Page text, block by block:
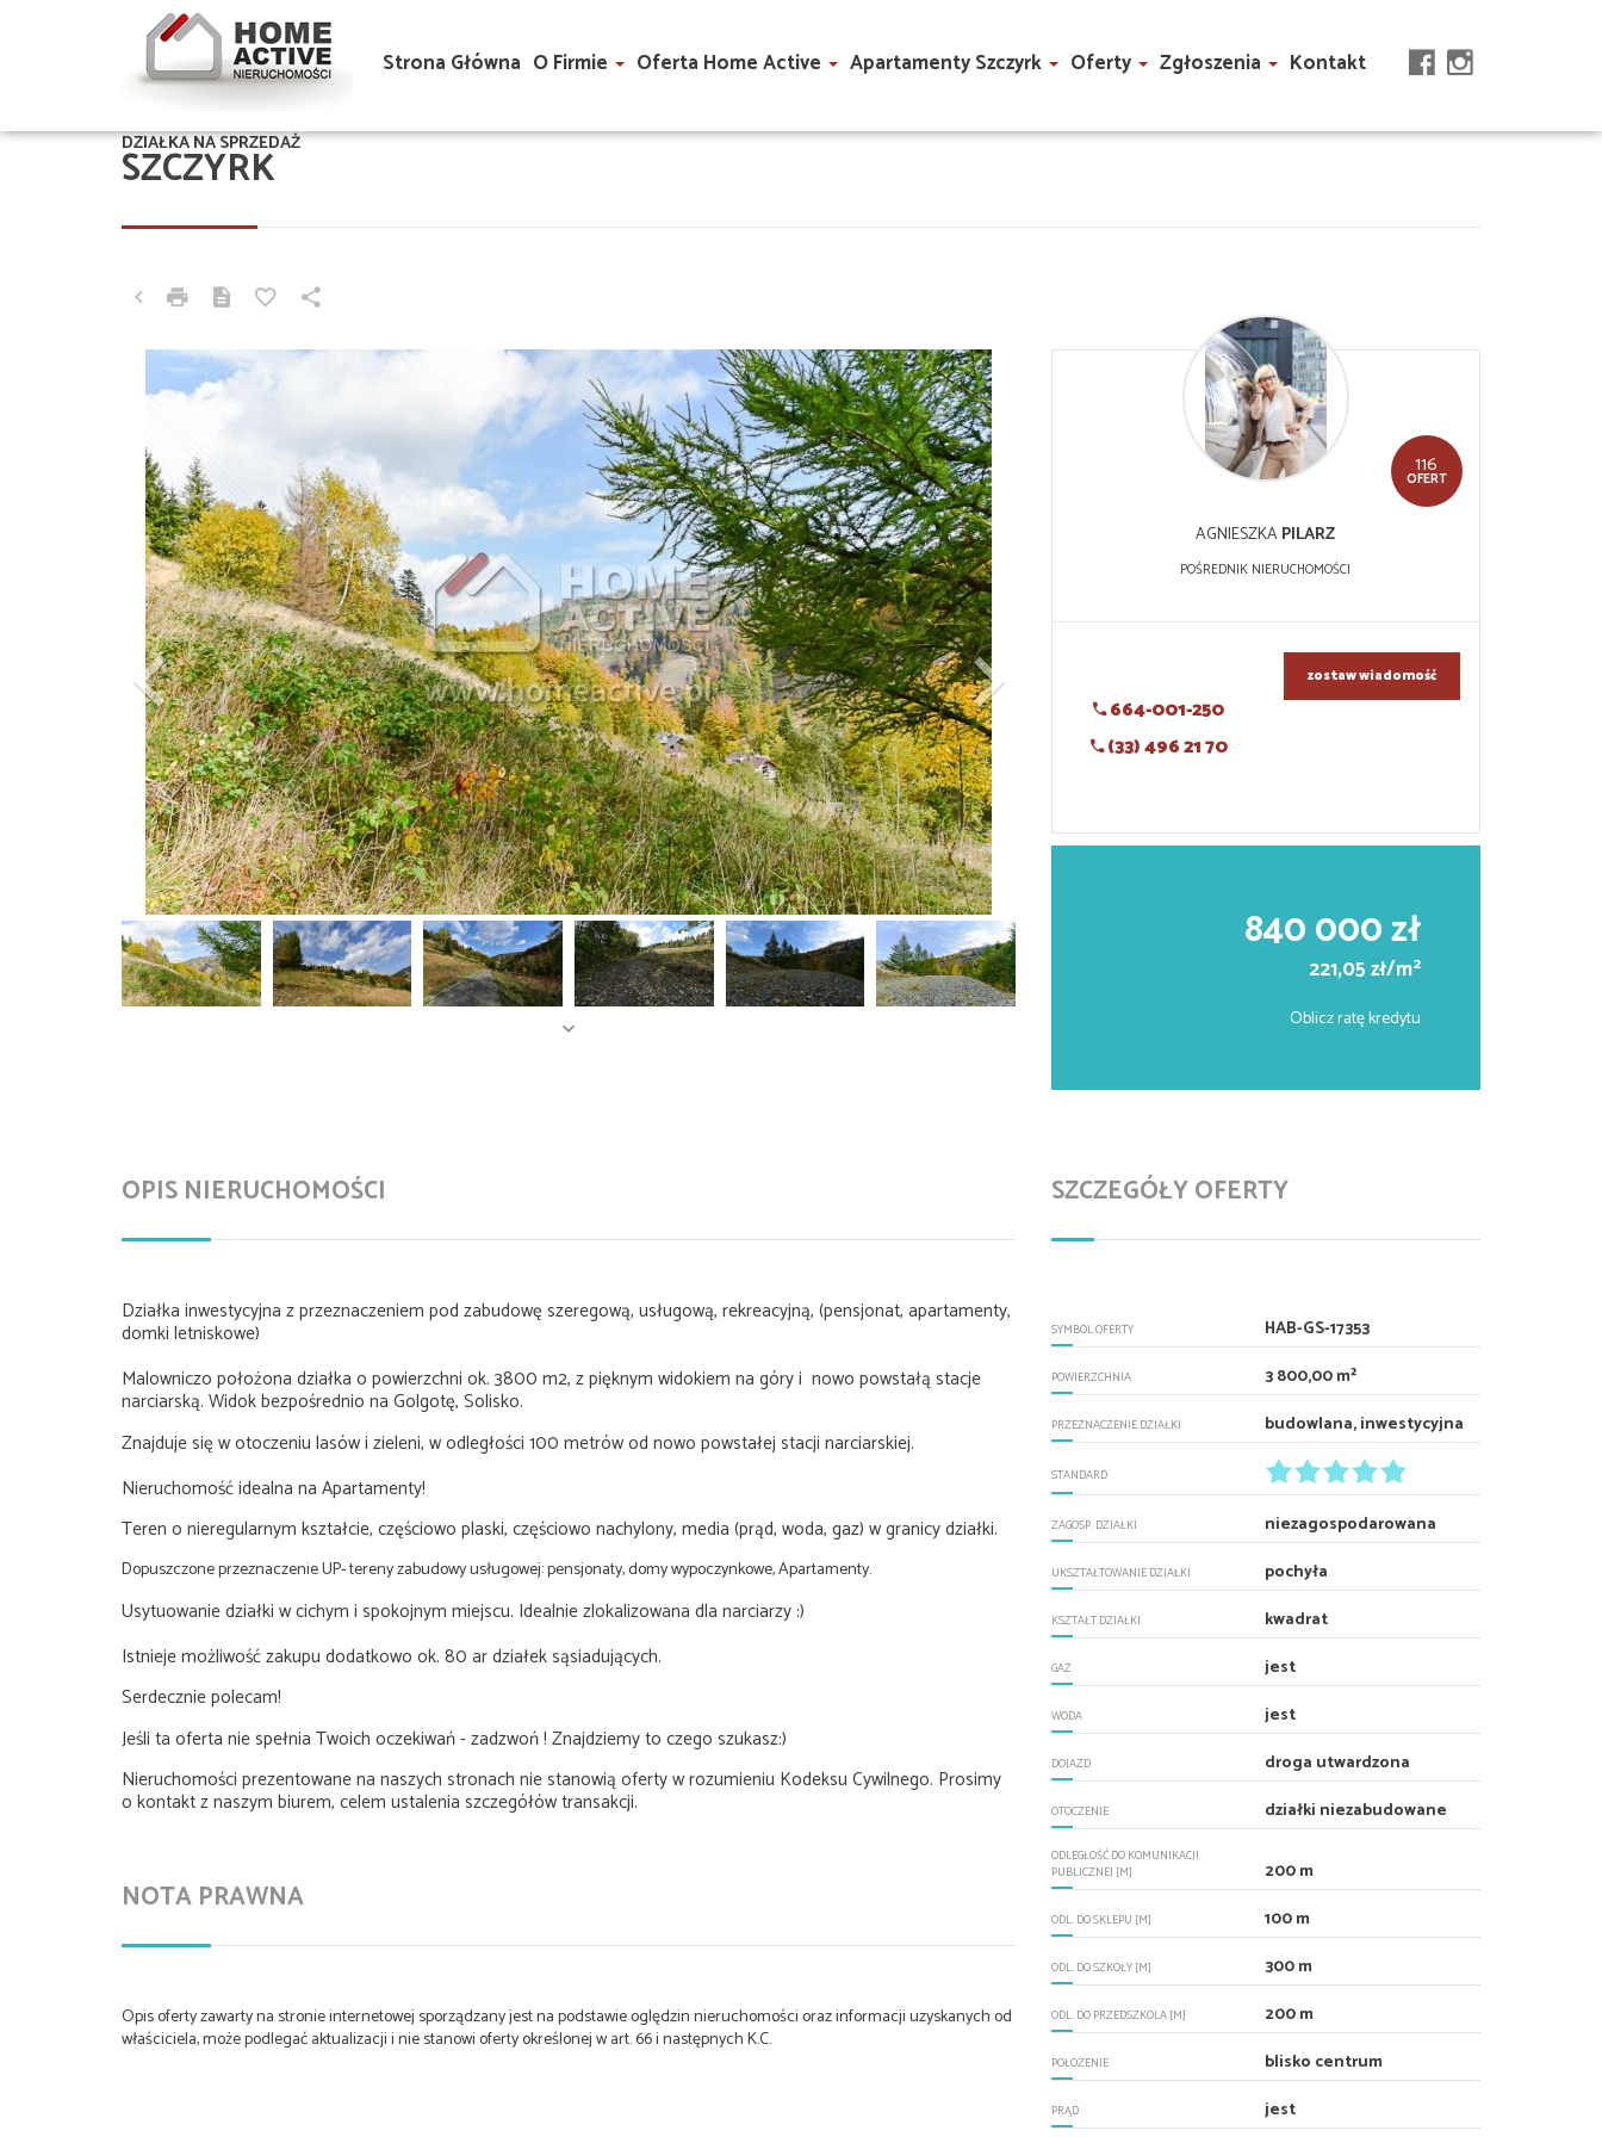
Strona Główna O Firmie Oferta Home Active Apartamenty Szczyrk Oferty Zgłoszenia Kontakt
SZCZYRK
DZIAŁKA NA SPRZEDAŻ
116
OFERT
AGNIESZKAPILARZ
POŚREDNIK NIERUCHOMOŚCI
664-001-250
(33) 496 21 70
zostaw wiadomość
840 000 zł
221,05 zł/m2
Oblicz ratę kredytu
OPIS NIERUCHOMOŚCI
Działka inwestycyjna z przeznaczeniem pod zabudowę szeregową, usługową, rekreacyjną, (pensjonat, apartamenty,
domki letniskowe)
Malowniczo położona działka o powierzchni ok. 3800 m2, z pięknym widokiem na góry i nowo powstałą stacje
narciarską. Widok bezpośrednio na Golgotę, Solisko.
Znajduje się w otoczeniu lasów i zieleni, w odległości 100 metrów od nowo powstałej stacji narciarskiej.
Nieruchomość idealna na Apartamenty!
Teren o nieregularnym kształcie, częściowo plaski, częściowo nachylony, media (prąd, woda, gaz) w granicy działki.
Dopuszczone przeznaczenie UP- tereny zabudowy usługowej: pensjonaty, domy wypoczynkowe, Apartamenty.
Usytuowanie działki w cichym i spokojnym miejscu. Idealnie zlokalizowana dla narciarzy :)
Istnieje możliwość zakupu dodatkowo ok. 80 ar działek sąsiadujących.
Serdecznie polecam!
Jeśli ta oferta nie spełnia Twoich oczekiwań - zadzwoń ! Znajdziemy to czego szukasz:)
Nieruchomości prezentowane na naszych stronach nie stanowią oferty w rozumieniu Kodeksu Cywilnego. Prosimy
o kontakt z naszym biurem, celem ustalenia szczegółów transakcji.
NOTA PRAWNA
Opis oferty zawarty na stronie internetowej sporządzany jest na podstawie oględzin nieruchomości oraz informacji uzyskanych od
właściciela, może podlegać aktualizacji i nie stanowi oferty określonej w art. 66 i następnych K.C.
SZCZEGÓŁY OFERTY
SYMBOL OFERTY HAB-GS-17353
POWIERZCHNIA 3 800,00 m²
PRZEZNACZENIE DZIAŁKI budowlana, inwestycyjna
STANDARD
ZAGOSP. DZIAŁKI niezagospodarowana
UKSZTAŁTOWANIE DZIAŁKI pochyła
KSZTAŁT DZIAŁKI kwadrat
GAZ jest
WODA jest
DOJAZD droga utwardzona
OTOCZENIE działki niezabudowane
ODLEGŁOŚĆ DO KOMUNIKACJI
PUBLICZNEJ [M]
200 m
ODL. DO SKLEPU [M] 100 m
ODL. DO SZKOŁY [M] 300 m
ODL. DO PRZEDSZKOLA [M] 200 m
POŁOŻENIE blisko centrum
PRĄD jest